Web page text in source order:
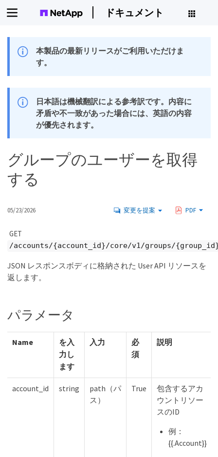
ドキュメント
本製品の最新リリースがご利用いただけま
す。
日本語は機械翻訳による参考訳です。内容に
矛盾や不一致があった場合には、英語の内容
が優先されます。
グループのユーザーを取得
する
05/23/2026 変更を提案 PDF
GET
/accounts/{account_id}/core/v1/groups/
JSON レスポンスボディに格納された User API リソースを
返します。
パラメータ
Name
を入
力し
ます
入力
必
須
説明
account_id string
path（パ
ス）
True
包含するアカ
ウントリソー
スのID
例：
{{.Account}}